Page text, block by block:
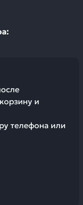
и
телефона или